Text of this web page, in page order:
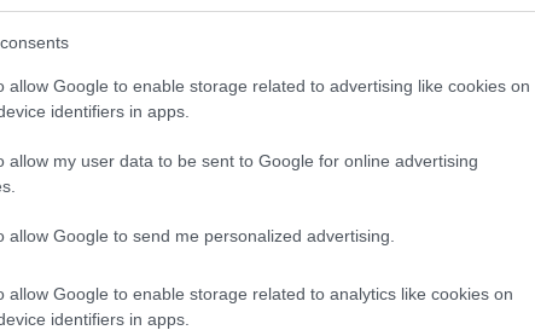
allow Google to enable storage related to advertising like cookies on
identifiers in apps.
allow my user data to be sent to Google for online advertising
allow Google to send me personalized advertising.
allow Google to enable storage related to analytics like cookies on
identifiers in apps.
tra i fan!
includono nomi noti come Lucy Liu, Justin
e nuove dinamiche alla storia. Sarà
interagiranno con i personaggi principali e
dire, un mix di vecchio e nuovo che